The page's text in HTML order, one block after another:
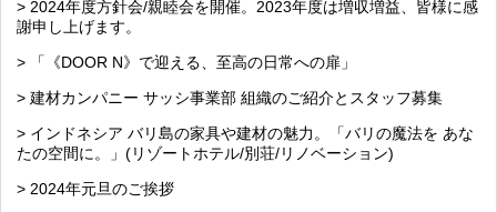
> 2024年度方針会/親睦会を開催。2023年度は増収増益、皆様に感
謝申し上げます。
> 「《DOOR N》で迎える、至高の日常への扉」
> 建材カンパニー サッシ事業部 組織のご紹介とスタッフ募集
> インドネシア バリ島の家具や建材の魅力。「バリの魔法を あな
たの空間に。」(リゾートホテル/別荘/リノベーション)
> 2024年元旦のご挨拶